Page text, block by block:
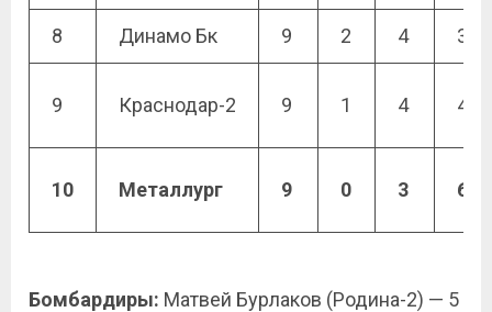
8 Динамо Бк 9 2 4 3
9 Краснодар-2 9 1 4 4
10 Металлург 9 0 3 6
Бомбардиры: Матвей Бурлаков (Родина-2) — 5